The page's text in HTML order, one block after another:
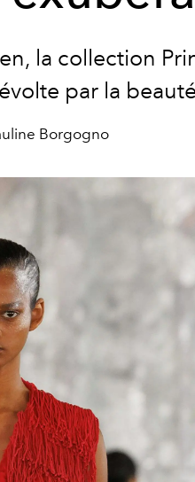
la collection
par la
Borgogno